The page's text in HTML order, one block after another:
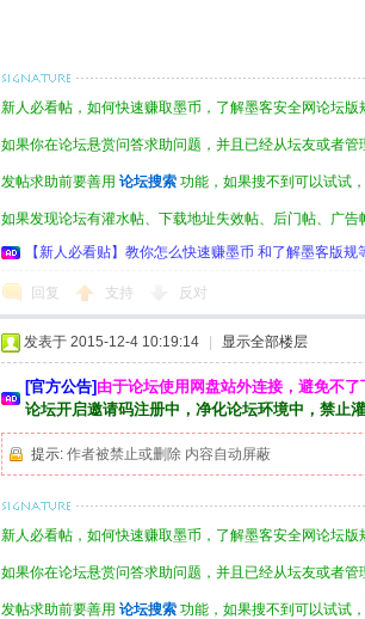
新人必看帖，如何快速赚取墨币，了解墨客安全网论坛版
如果你在论坛悬赏问答求助问题，并且已经从坛友或者
发帖求助前要善用 论坛搜索 功能，如果搜不到可以试试
如果发现论坛有灌水帖、下载地址失效帖、后门帖、广
【新人必看贴】教你怎么快速赚墨币 和了解墨客版规
回复 支持 反对
发表于 2015-12-4 10:19:14 显示全部楼层
[官方公告] 由于论坛使用网盘站外连接，避免不
论坛开启邀请码注册中，净化论坛环境中，禁止
提示: 作者被禁止或删除 内容自动屏蔽
新人必看帖，如何快速赚取墨币，了解墨客安全网论坛版
如果你在论坛悬赏问答求助问题，并且已经从坛友或者
发帖求助前要善用 论坛搜索 功能，如果搜不到可以试试